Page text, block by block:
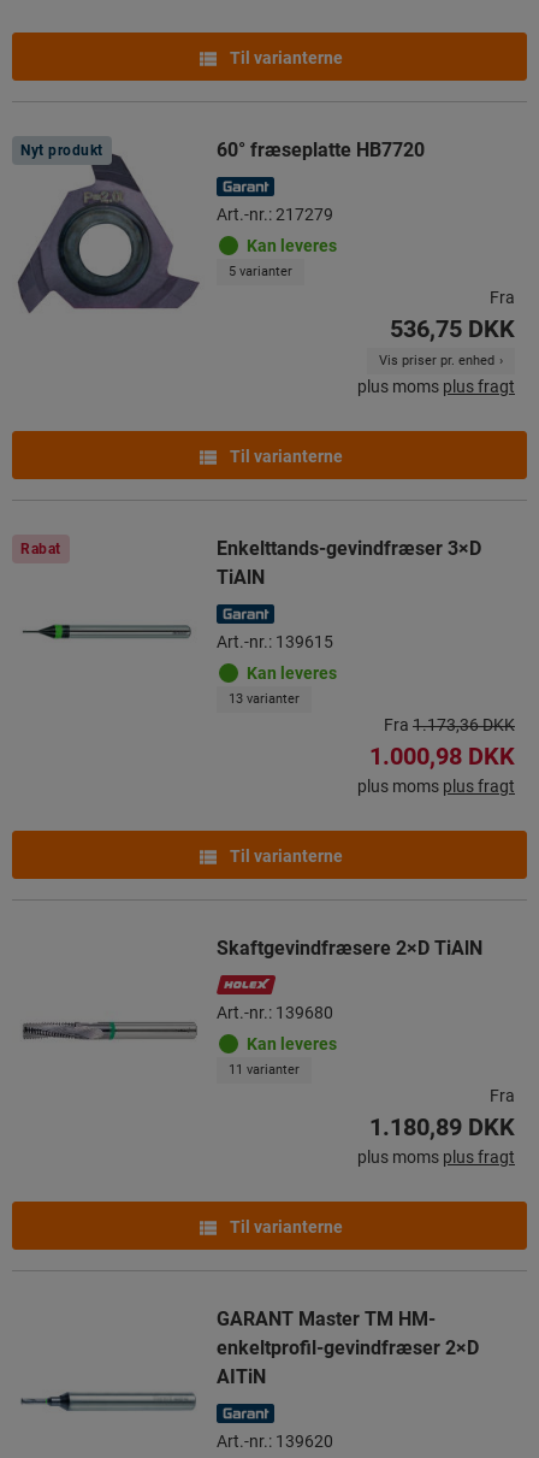
Til varianterne
Nyt produkt 60° fræseplatte HB7720
Art.-nr.: 217279
Kan leveres
5 varianter
Fra
536,75 DKK
Vis priser pr. enhed
plus moms plus fragt
Til varianterne
Rabat
Enkelttands-gevindfræser 3×D
TiAlN
Art.-nr.: 139615
Kan leveres
13 varianter
Fra 1.173,36 DKK
1.000,98 DKK
plus moms plus fragt
Til varianterne
Skaftgevindfræsere 2×D TiAlN
Art.-nr.: 139680
Kan leveres
11 varianter
Fra
1.180,89 DKK
plus moms plus fragt
Til varianterne
GARANT Master TM HM-
enkeltprofil-gevindfræser 2×D
AITiN
Art.-nr.: 139620